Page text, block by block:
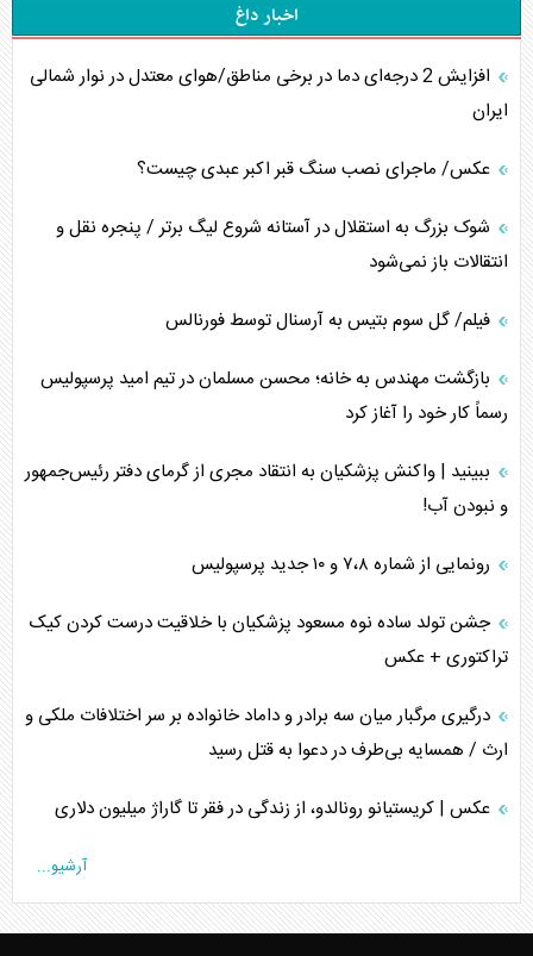
اخبار داغ
افزایش 2 درجه‌ای دما در برخی مناطق/هوای معتدل در نوار شمالی
ایران
عکس/ ماجرای نصب سنگ قبر اکبر عبدی چیست؟
شوک بزرگ به استقلال در آستانه شروع لیگ برتر / پنجره نقل و
انتقالات باز نمی‌شود
فیلم/ گل سوم بتیس به آرسنال توسط فورنالس
بازگشت مهندس به خانه؛ محسن مسلمان در تیم امید پرسپولیس
رسماً کار خود را آغاز کرد
ببینید | واکنش پزشکیان به انتقاد مجری از گرمای دفتر رئیس‌جمهور
و نبودن آب!
رونمایی از شماره ۷،۸ و ۱۰ جدید پرسپولیس
جشن تولد ساده نوه مسعود پزشکیان با خلاقیت درست کردن کیک
تراکتوری + عکس
درگیری مرگبار میان سه برادر و داماد خانواده بر سر اختلافات ملکی و
ارث / همسایه بی‌طرف در دعوا به قتل رسید
عکس | کریستیانو رونالدو، از زندگی در فقر تا گاراژ میلیون دلاری
آرشیو...